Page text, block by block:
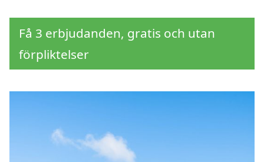
Få 3 erbjudanden, gratis och utan
förpliktelser